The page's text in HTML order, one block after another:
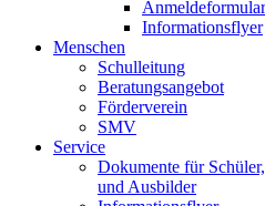
Informationsflyer
Menschen
Schulleitung
Beratungsangebot
Förderverein
SMV
Service
Dokumente für
und Ausbilder